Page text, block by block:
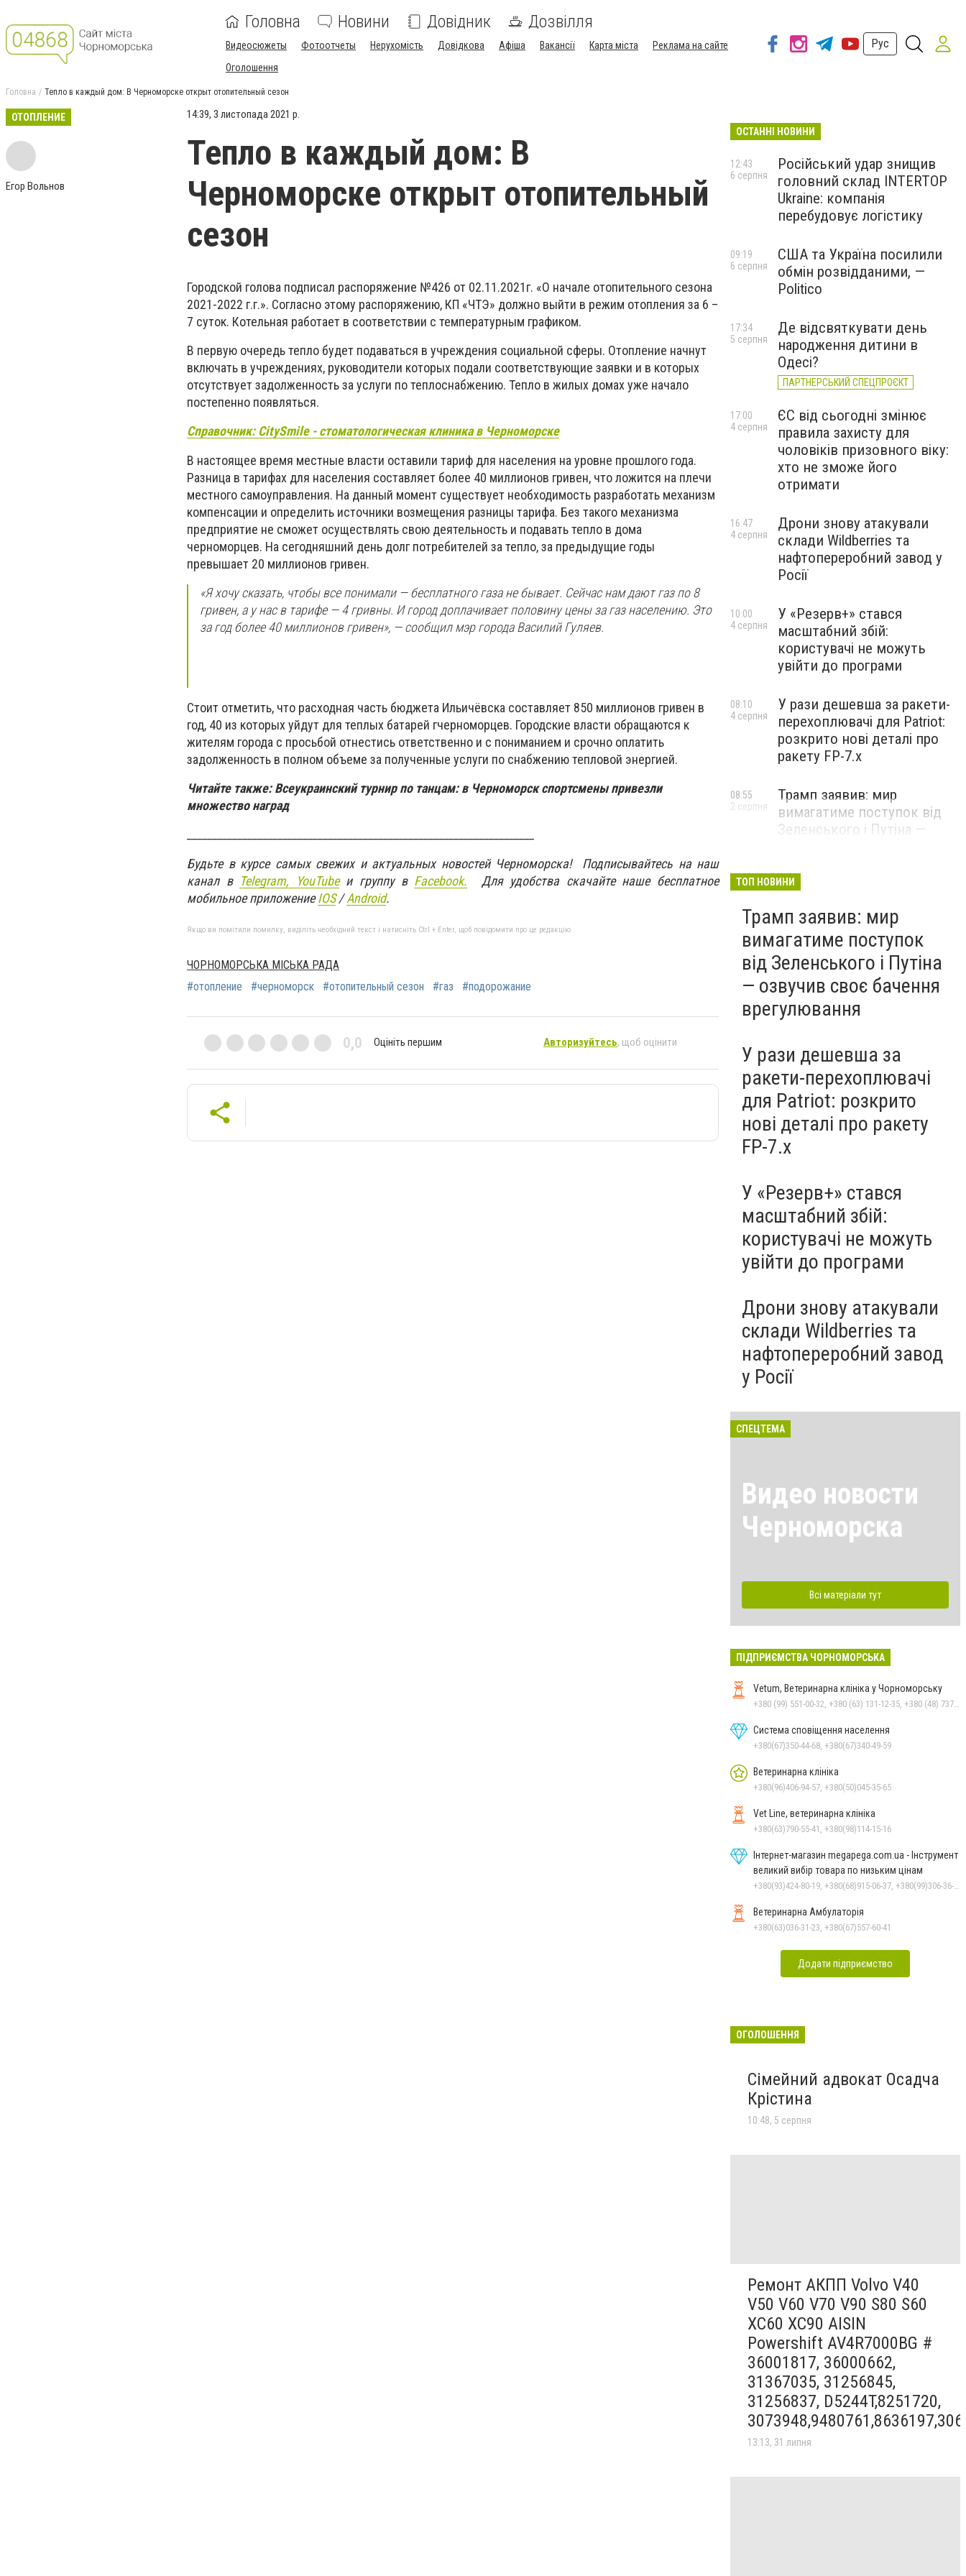
Головна Новини Довідник Дозвілля
Видеосюжеты Фотоотчеты Нерухомість Довідкова Афіша Вакансії Карта міста
Реклама на сайте
Оголошення
Рус
Головна Тепло в каждый дом: В Черноморске открыт отопительный сезон
ОТОПЛЕНИЕ
Егор Вольнов
14:39, 3 листопада 2021 р.
Тепло в каждый дом: В
Черноморске открыт отопительный
сезон
Городской голова подписал распоряжение №426 от 02.11.2021г. «О начале отопительного сезона
2021-2022 г.г.». Согласно этому распоряжению, КП «ЧТЭ» должно выйти в режим отопления за 6 –
7 суток. Котельная работает в соответствии с температурным графиком.
В первую очередь тепло будет подаваться в учреждения социальной сферы. Отопление начнут
включать в учреждениях, руководители которых подали соответствующие заявки и в которых
отсутствует задолженность за услуги по теплоснабжению. Тепло в жилых домах уже начало
постепенно появляться.
Справочник: CitySmile - cтоматологическая клиника в Черноморске
В настоящее время местные власти оставили тариф для населения на уровне прошлого года.
Разница в тарифах для населения составляет более 40 миллионов гривен, что ложится на плечи
местного самоуправления. На данный момент существует необходимость разработать механизм
компенсации и определить источники возмещения разницы тарифа. Без такого механизма
предприятие не сможет осуществлять свою деятельность и подавать тепло в дома
черноморцев. На сегодняшний день долг потребителей за тепло, за предыдущие годы
превышает 20 миллионов гривен.
«Я хочу сказать, чтобы все понимали — бесплатного газа не бывает. Сейчас нам дают газ по 8
гривен, а у нас в тарифе — 4 гривны. И город доплачивает половину цены за газ населению. Это
за год более 40 миллионов гривен», — сообщил мэр города Василий Гуляев.
Стоит отметить, что расходная часть бюджета Ильичёвска составляет 850 миллионов гривен в
год, 40 из которых уйдут для теплых батарей гчерноморцев. Городские власти обращаются к
жителям города с просьбой отнестись ответственно и с пониманием и срочно оплатить
задолженность в полном объеме за полученные услуги по снабжению тепловой энергией.
Читайте также: Всеукраинский турнир по танцам: в Черноморск спортсмены привезли
множество наград
Будьте в курсе самых свежих и актуальных новостей Черноморска! Подписывайтесь на наш
канал в Telegram, YouTubeи группу в Facebook. Для удобства скачайте наше бесплатное
мобильное приложениеIOS/Android.
Якщо ви помітили помилку, виділіть необхідний текст і натисніть Ctrl + Enter, щоб повідомити про це редакцію
ЧОРНОМОРСЬКА МІСЬКА РАДА
#отопление
#черноморск #отопительный сезон #газ #подорожание
0,0 Оцініть першим Авторизуйтесь, щоб оцінити
ОСТАННІ НОВИНИ
Російський удар знищив
головний склад INTERTOP
Ukraine: компанія
перебудовує логістику
12:43
6 серпня
США та Україна посилили
обмін розвідданими, —
Politico
09:19
6 серпня
Де відсвяткувати день
народження дитини в
Одесі?
ПАРТНЕРСЬКИЙ СПЕЦПРОЄКТ
17:34
5 серпня
ЄС від сьогодні змінює
правила захисту для
чоловіків призовного віку:
хто не зможе його
отримати
17:00
4 серпня
Дрони знову атакували
склади Wildberries та
нафтопереробний завод у
Росії
16:47
4 серпня
У «Резерв+» стався
масштабний збій:
користувачі не можуть
увійти до програми
10:00
4 серпня
У рази дешевша за ракети-
перехоплювачі для Patriot:
розкрито нові деталі про
ракету FP-7.x
08:10
4 серпня
Трамп заявив: мир
вимагатиме поступок від
Зеленського і Путіна —
08:55
2 серпня
ТОП НОВИНИ
Трамп заявив: мир
вимагатиме поступок
від Зеленського і Путіна
— озвучив своє бачення
врегулювання
У рази дешевша за
ракети-перехоплювачі
для Patriot: розкрито
нові деталі про ракету
FP-7.x
У «Резерв+» стався
масштабний збій:
користувачі не можуть
увійти до програми
Дрони знову атакували
склади Wildberries та
нафтопереробний завод
у Росії
СПЕЦТЕМА
Видео новости
Черноморска
Всі матеріали тут
ПІДПРИЄМСТВА ЧОРНОМОРСЬКА
Vetum, Ветеринарна клініка у Чорноморську
Система сповіщення населення
+380(67)350-44-68, +380(67)340-49-59
Ветеринарна клініка
+380(96)406-94-57, +380(50)045-35-65
Vet Line, ветеринарна клініка
+380(63)790-55-41, +380(98)114-15-16
Інтернет-магазин megapega.com.ua - Інструмент
великий вибір товара по низьким цінам
Ветеринарна Амбулаторія
+380(63)036-31-23, +380(67)557-60-41
Додати підприємство
ОГОЛОШЕННЯ
Сімейний адвокат Осадча
Крістина
10:48, 5 серпня
Ремонт АКПП Volvo V40
V50 V60 V70 V90 S80 S60
XC60 XC90 AISIN
Powershift AV4R7000BG #
36001817, 36000662,
31367035, 31256845,
31256837, D5244T,8251720,
13:13, 31 липня